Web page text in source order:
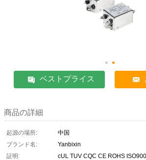
ベストプライス
商品の詳細
起源の場所:
中国
ブランド名:
Yanbixin
証明:
cUL TUV CQC CE ROHS